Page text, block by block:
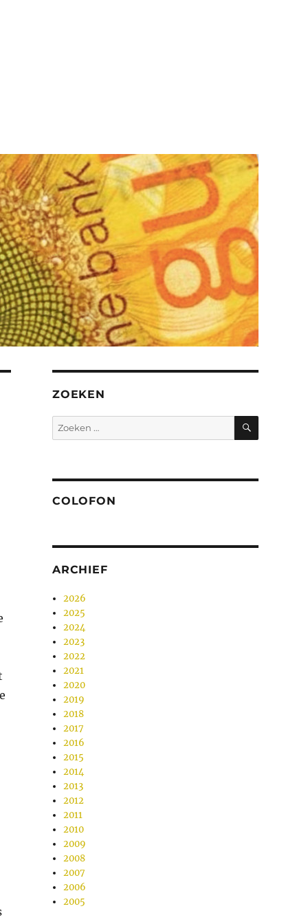
ZOEKEN
Zoeken
naar:
ZOEKEN
COLOFON
ARCHIEF
2026
2025
2024
2023
2022
2021
2020
2019
2018
2017
2016
2015
2014
2013
2012
2011
2010
2009
2008
2007
2006
2005